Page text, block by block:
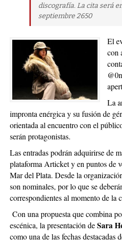
discografía. La cita será
septiembre 2650
El
con
La
impronta enérgica y su fusión de
orientada al encuentro con el
serán protagonistas.
Las entradas podrán adquirirse de
plataforma Articket y en puntos de
Mar del Plata. Desde la
son nominales, por lo que se
correspondientes al momento de la
Con una propuesta que combina
escénica, la presentación deSara
como una de las fechas destacadas